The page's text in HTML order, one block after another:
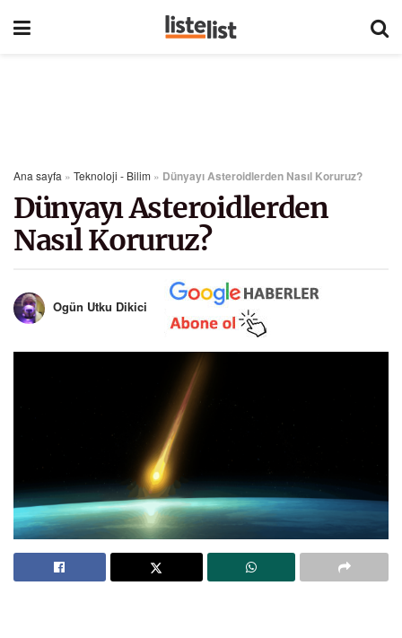
Ana sayfa » Teknoloji - Bilim » Dünyayı Asteroidlerden Nasıl Koruruz?
Dünyayı Asteroidlerden
Nasıl Koruruz?
Ogün Utku Dikici